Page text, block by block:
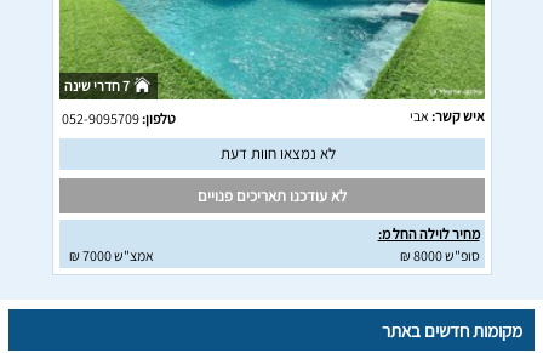
7 חדרי שינה
איש קשר: אבי טלפון:052-9095709
לא נמצאו חוות דעת
לא עודכנו תאריכים פנויים
מחיר לוילה החל מ:
סופ"ש 8000 ₪
אמצ"ש 7000 ₪
מקומות חדשים באתר